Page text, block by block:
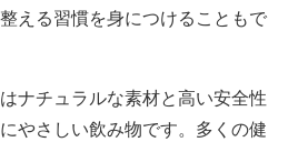
える習慣を身につけることもで
ナチュラルな素材と高い安全性
やさしい飲み物です。多くの健